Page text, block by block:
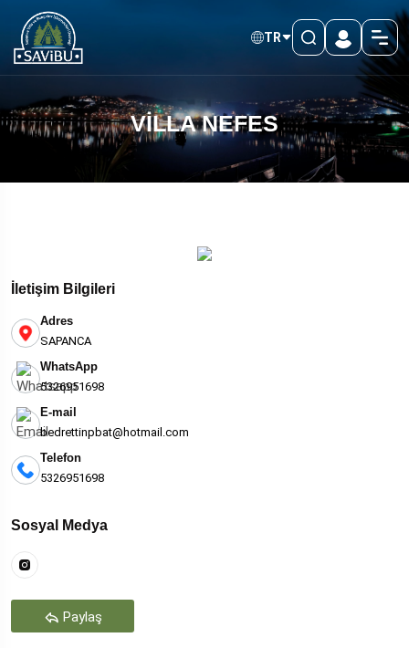
TR
VİLLA NEFES
İletişim Bilgileri
Adres
SAPANCA
WhatsApp
5326951698
E-mail
bedrettinpbat@hotmail.com
Telefon
5326951698
Sosyal Medya
Paylaş